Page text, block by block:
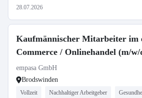
28.07.2026
Kaufmännischer Mitarbeiter im
Commerce / Onlinehandel (m/w/
empasa GmbH
Brodswinden
Vollzeit Nachhaltiger Arbeitgeber